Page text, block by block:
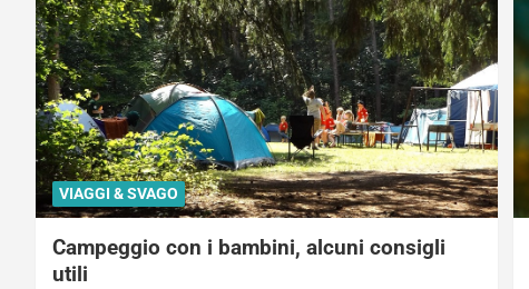
VIAGGI & SVAGO
Campeggio con i bambini, alcuni consigli
utili